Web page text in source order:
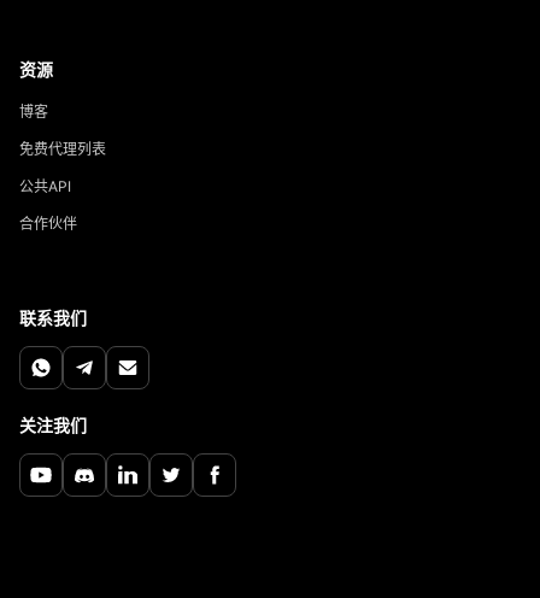
资源
博客
免费代理列表
公共API
合作伙伴
联系我们
关注我们